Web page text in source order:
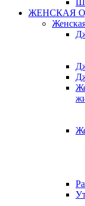
ЖЕНСКАЯ